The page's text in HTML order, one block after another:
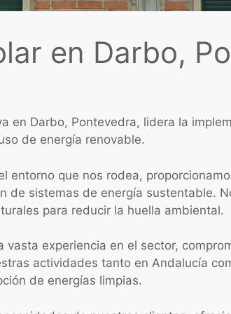
en Darbo,
en Darbo, Pontevedra, lidera la
de energía renovable.
entorno que nos rodea,
de sistemas de energía sustentable.
para reducir la huella ambiental.
vasta experiencia en el sector,
actividades tanto en Andalucía
de energías limpias.